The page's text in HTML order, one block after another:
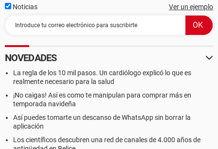
Noticias Ver un ejemplo
NOVEDADES
La regla de los 10 mil pasos. Un cardiólogo explicó lo que es
realmente necesario para la salud
¡No caigas! Así es como te manipulan para comprar más en
temporada navideña
Así puedes tomarte un descanso de WhatsApp sin borrar la
aplicación
Los científicos descubren una red de canales de 4.000 años de